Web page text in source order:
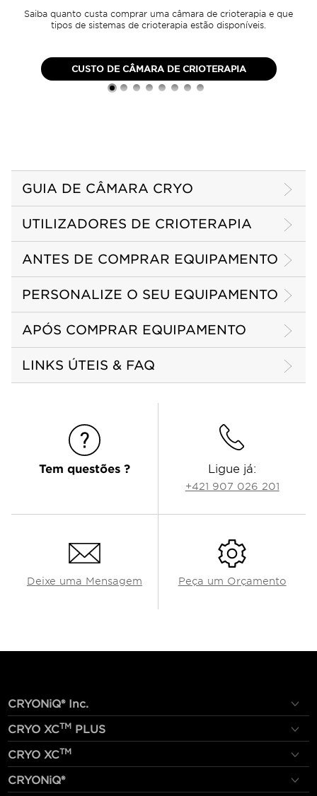
Saiba quanto custa comprar uma câmara de crioterapia e que
tipos de sistemas de crioterapia estão disponíveis.
CUSTO DE CÂMARA DE CRIOTERAPIA
GUIA DE CÂMARA CRYO
UTILIZADORES DE CRIOTERAPIA
ANTES DE COMPRAR EQUIPAMENTO
PERSONALIZE O SEU EQUIPAMENTO
APÓS COMPRAR EQUIPAMENTO
LINKS ÚTEIS & FAQ
Tem questões ? Ligue já:
+421 907 026 201
Deixe uma Mensagem Peça um Orçamento
CRYONiQ® Inc.
CRYO XCTM PLUS
CRYO XCTM
CRYONiQ®